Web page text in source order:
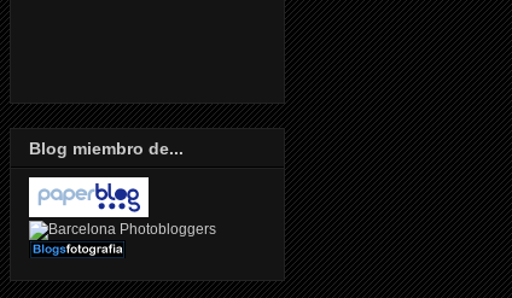
Blog miembro de...